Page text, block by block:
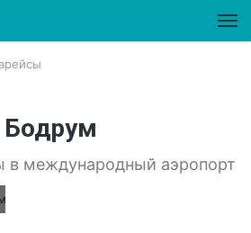
в международный аэропорт